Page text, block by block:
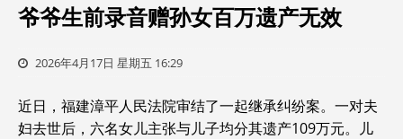
爷爷生前录音赠孙女百万遗产无效
2026年4月17日 星期五 16:29
近日，福建漳平人民法院审结了一起继承纠纷案。一对夫
妇去世后，六名女儿主张与儿子均分其遗产109万元。儿